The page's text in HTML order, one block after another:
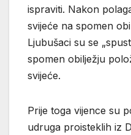
ispraviti. Nakon
svijeće na spomen
Ljubušaci su se
spomen obilježju
svijeće.
Prije toga vijence su
udruga proisteklih iz